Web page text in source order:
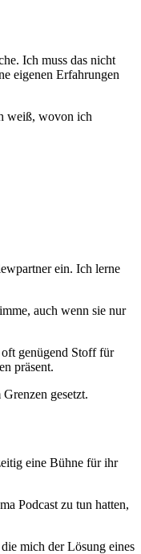
Ich muss das nicht
eigenen Erfahrungen
weiß, wovon ich
ein. Ich lerne
auch wenn sie nur
genügend Stoff für
präsent.
gesetzt.
eine Bühne für ihr
Podcast zu tun hatten,
mich der Lösung eines